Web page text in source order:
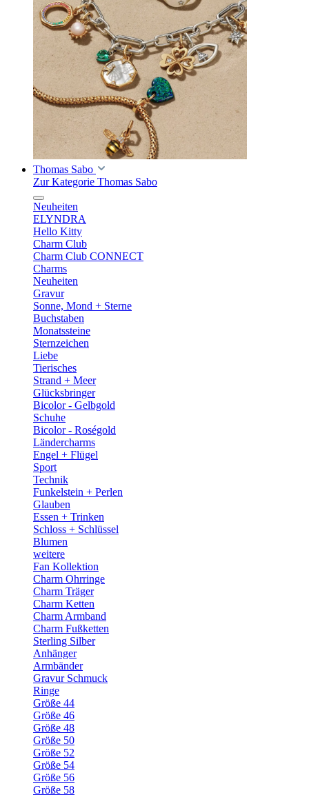
Thomas Sabo
Zur Kategorie Thomas Sabo
Neuheiten
ELYNDRA
Hello Kitty
Charm Club
Charm Club CONNECT
Charms
Neuheiten
Gravur
Sonne, Mond + Sterne
Buchstaben
Monatssteine
Sternzeichen
Liebe
Tierisches
Strand + Meer
Glücksbringer
Bicolor - Gelbgold
Schuhe
Bicolor - Roségold
Ländercharms
Engel + Flügel
Sport
Technik
Funkelstein + Perlen
Glauben
Essen + Trinken
Schloss + Schlüssel
Blumen
weitere
Fan Kollektion
Charm Ohrringe
Charm Träger
Charm Ketten
Charm Armband
Charm Fußketten
Sterling Silber
Anhänger
Armbänder
Gravur Schmuck
Ringe
Größe 44
Größe 46
Größe 48
Größe 50
Größe 52
Größe 54
Größe 56
Größe 58